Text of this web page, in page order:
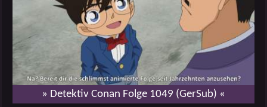
» Detektiv Conan Folge 1049 (GerSub) «